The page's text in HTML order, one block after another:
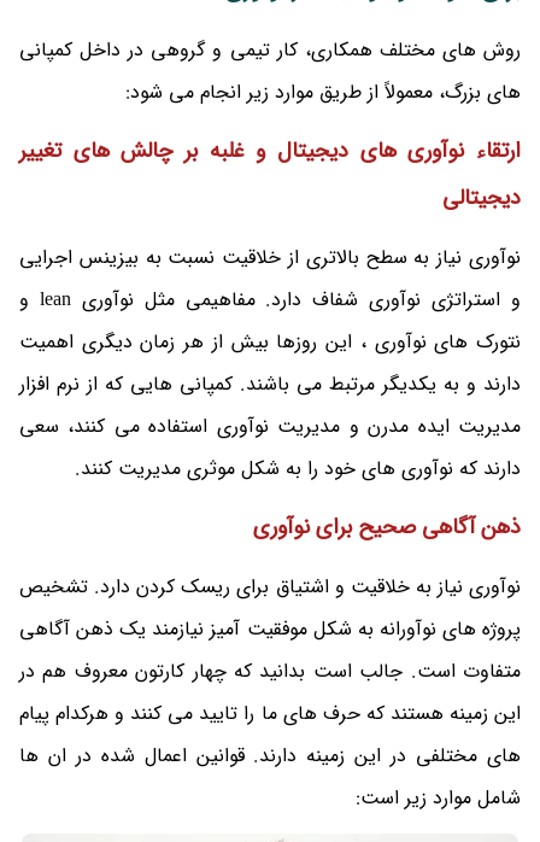
روش های مختلف همکاری، کار تیمی و گروهی در داخل کمپانی
های بزرگ، معمولاً از طریق موارد زیر انجام می شود:
ارتقاء نوآوری های دیجیتال و غلبه بر چالش های تغییر
دیجیتالی
نوآوری نیاز به سطح بالاتری از خلاقیت نسبت به بیزینس اجرایی
و استراتژی نوآوری شفاف دارد. مفاهیمی مثل نوآوری lean و
نتورک های نوآوری ، این روزها بیش از هر زمان دیگری اهمیت
دارند و به یکدیگر مرتبط می باشند. کمپانی هایی که از نرم افزار
مدیریت ایده مدرن و مدیریت نوآوری استفاده می کنند، سعی
دارند که نوآوری های خود را به شکل موثری مدیریت کنند.
ذهن آگاهی صحیح برای نوآوری
نوآوری نیاز به خلاقیت و اشتیاق برای ریسک کردن دارد. تشخیص
پروژه های نوآورانه به شکل موفقیت آمیز نیازمند یک ذهن آگاهی
متفاوت است. جالب است بدانید که چهار کارتون معروف هم در
این زمینه هستند که حرف های ما را تایید می کنند و هرکدام پیام
های مختلفی در این زمینه دارند. قوانین اعمال شده در ان ها
شامل موارد زیر است: